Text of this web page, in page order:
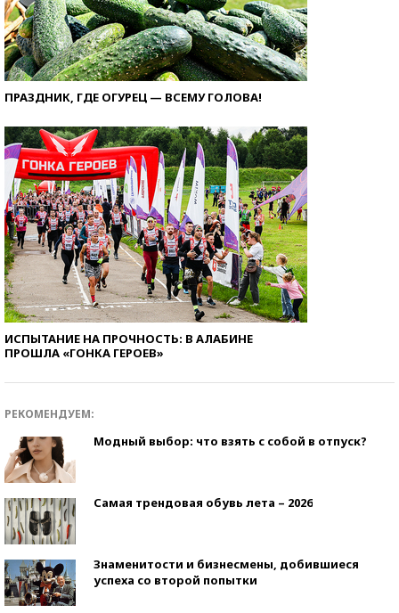
ПРАЗДНИК, ГДЕ ОГУРЕЦ — ВСЕМУ ГОЛОВА!
ИСПЫТАНИЕ НА ПРОЧНОСТЬ: В АЛАБИНЕ
ПРОШЛА «ГОНКА ГЕРОЕВ»
РЕКОМЕНДУЕМ:
Модный выбор: что взять с собой в отпуск?
Самая трендовая обувь лета – 2026
Знаменитости и бизнесмены, добившиеся
успеха со второй попытки